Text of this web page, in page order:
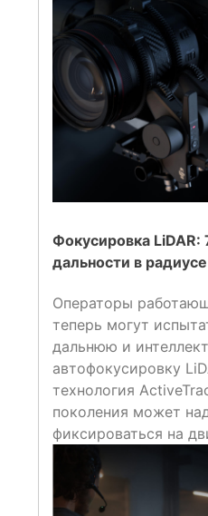
Фокусировка LiDAR:
дальности в
Операторы
теперь могут
дальнюю и
автофокусировку
технология
поколения может
фиксироваться на